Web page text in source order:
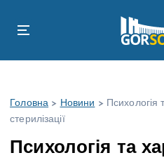
Головна > Новини >
стерилізації
Психологія та